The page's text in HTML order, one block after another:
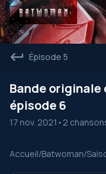
Épisode 5
Bande originale
épisode 6
17 nov. 2021 • 2
Accueil/Batwoman/